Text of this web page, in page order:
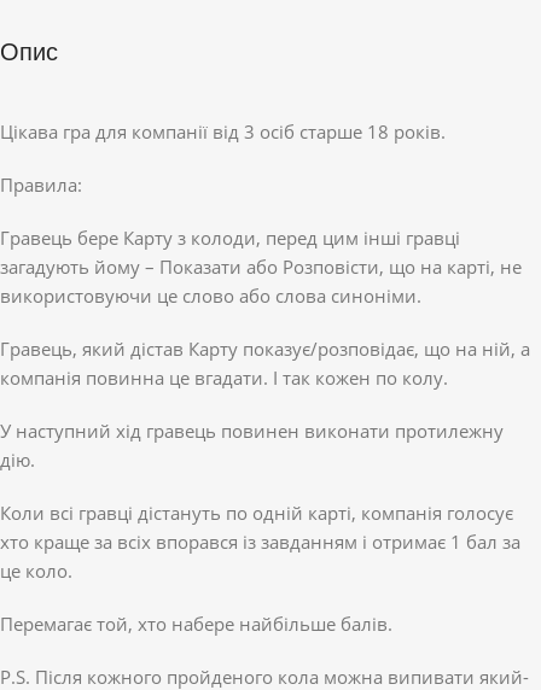
Опис
Цікава гра для компанії від 3 осіб старше 18 років.
Правила:
Гравець бере Карту з колоди, перед цим інші гравці
загадують йому – Показати або Розповісти, що на карті, не
використовуючи це слово або слова синоніми.
Гравець, який дістав Карту показує/розповідає, що на ній, а
компанія повинна це вгадати. І так кожен по колу.
У наступний хід гравець повинен виконати протилежну
дію.
Коли всі гравці дістануть по одній карті, компанія голосує
хто краще за всіх впорався із завданням і отримає 1 бал за
це коло.
Перемагає той, хто набере найбільше балів.
P.S. Після кожного пройденого кола можна випивати який-